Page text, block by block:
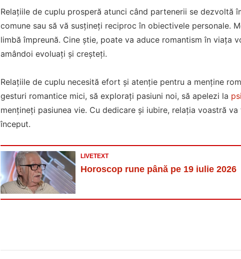
Relațiile de cuplu prosperă atunci când partenerii se dezvoltă
comune sau să vă susțineți reciproc în obiectivele personale.
limbă împreună. Cine știe, poate va aduce romantism în viața
amândoi evoluați și creșteți.
Relațiile de cuplu necesită efort și atenție pentru a menține
gesturi romantice mici, să explorați pasiuni noi, să apelezi la
mențineți pasiunea vie. Cu dedicare și iubire, relația voastră
început.
LIVETEXT
Horoscop rune până pe 19 iulie 2026